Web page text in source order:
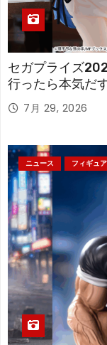
セガプライズ
行ったら本気だ
アが登場！
7月 29, 2026
ニュース フィギュア